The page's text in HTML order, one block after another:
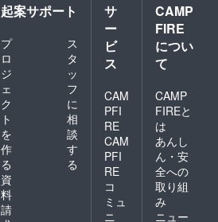
起案サポート
プ
ロ
ジ
ェ
ク
ト
を
作
る
ス
タ
ッ
フ
に
相
談
す
る
資
料
請
サ
ー
ビ
ス
CAM
PFI
RE
CAM
PFI
RE
コ
ミュ
ニ
CAMP
FIRE
につい
て
CAMP
FIREと
は
あんし
ん・安
全への
取り組
み
ニュー